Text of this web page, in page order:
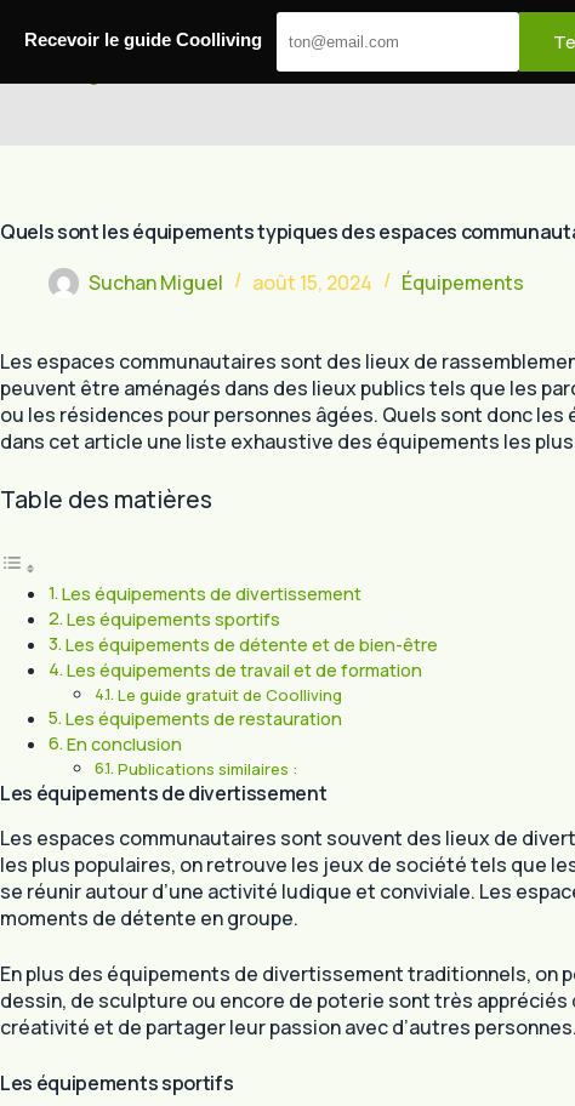
Quels sont les équipements typiques des espaces
Suchan Miguel
août 15, 2024 Équipements
Les espaces communautaires sont des lieux de
peuvent être aménagés dans des lieux publics tels que les
ou les résidences pour personnes âgées. Quels sont donc
dans cet article une liste exhaustive des équipements les
Table des matières
Les équipements de divertissement
Les équipements sportifs
Les équipements de détente et de bien-être
Les équipements de travail et de formation
Le guide gratuit de Coolliving
Les équipements de restauration
En conclusion
Publications similaires :
Les équipements de divertissement
Les espaces communautaires sont souvent des lieux de
les plus populaires, on retrouve les jeux de société tels que
se réunir autour d’une activité ludique et conviviale. Les
moments de détente en groupe.
En plus des équipements de divertissement traditionnels,
dessin, de sculpture ou encore de poterie sont très
créativité et de partager leur passion avec d’autres personnes.
Les équipements sportifs
Recevoir le guide Coolliving